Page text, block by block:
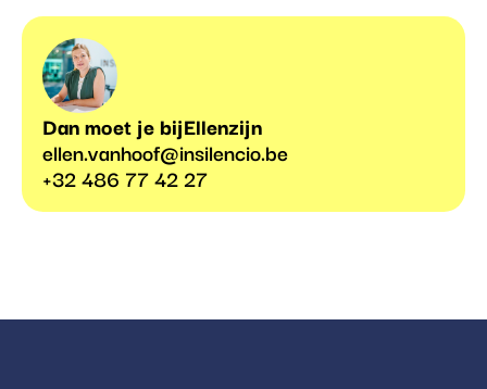
Dan moet je bijEllenzijn
ellen.vanhoof@insilencio.be
+32 486 77 42 27